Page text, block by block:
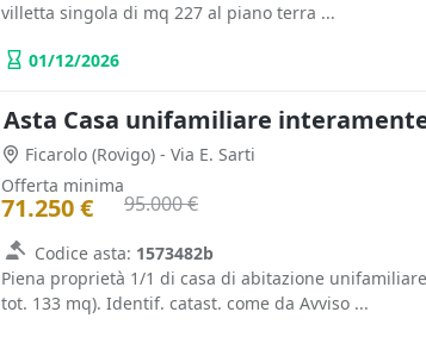
villetta singola di mq 227 al piano terra ...
01/12/2026
Asta Casa unifamiliare
Ficarolo (Rovigo) - Via E. Sarti
Offerta minima
71.250 € 95.000 €
Codice asta: 1573482b
Piena proprietà 1/1 di casa di abitazione
tot. 133 mq). Identif. catast. come da Avviso ...